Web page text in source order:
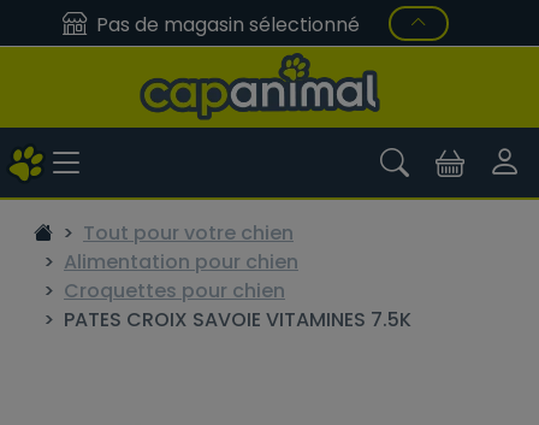
Pas de magasin sélectionné
Tout pour votre chien
Alimentation pour chien
Croquettes pour chien
PATES CROIX SAVOIE VITAMINES 7.5K